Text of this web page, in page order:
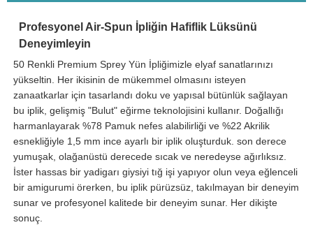
Profesyonel Air-Spun İpliğin Hafiflik Lüksünü
Deneyimleyin
50 Renkli Premium Sprey Yün İpliğimizle elyaf sanatlarınızı
yükseltin. Her ikisinin de mükemmel olmasını isteyen
zanaatkarlar için tasarlandı doku ve yapısal bütünlük sağlayan
bu iplik, gelişmiş "Bulut" eğirme teknolojisini kullanır. Doğallığı
harmanlayarak %78 Pamuk nefes alabilirliği ve %22 Akrilik
esnekliğiyle 1,5 mm ince ayarlı bir iplik oluşturduk. son derece
yumuşak, olağanüstü derecede sıcak ve neredeyse ağırlıksız.
İster hassas bir yadigarı giysiyi tığ işi yapıyor olun veya eğlenceli
bir amigurumi örerken, bu iplik pürüzsüz, takılmayan bir deneyim
sunar ve profesyonel kalitede bir deneyim sunar. Her dikişte
sonuç.